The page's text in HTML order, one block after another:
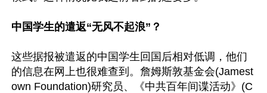
中国学生的遣返“无风不起浪”？
这些据报被遣返的中国学生回国后相对低调，他们
的信息在网上也很难查到。詹姆斯敦基金会(Jamest
own Foundation)研究员、《中共百年间谍活动》(C